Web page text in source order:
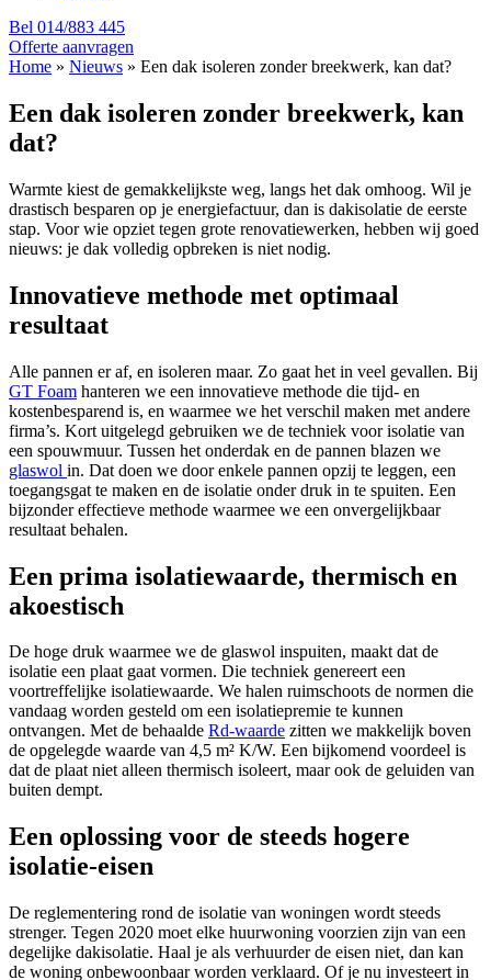
Bel 014/883 445
Offerte aanvragen
Home » Nieuws » Een dak isoleren zonder breekwerk, kan dat?
Een dak isoleren zonder breekwerk, kan
dat?
Warmte kiest de gemakkelijkste weg, langs het dak omhoog. Wil je
drastisch besparen op je energiefactuur, dan is dakisolatie de eerste
stap. Voor wie opziet tegen grote renovatiewerken, hebben wij goed
nieuws: je dak volledig opbreken is niet nodig.
Innovatieve methode met optimaal
resultaat
Alle pannen er af, en isoleren maar. Zo gaat het in veel gevallen. Bij
GT Foam hanteren we een innovatieve methode die tijd- en
kostenbesparend is, en waarmee we het verschil maken met andere
firma’s. Kort uitgelegd gebruiken we de techniek voor isolatie van
een spouwmuur. Tussen het onderdak en de pannen blazen we
glaswol in. Dat doen we door enkele pannen opzij te leggen, een
toegangsgat te maken en de isolatie onder druk in te spuiten. Een
bijzonder effectieve methode waarmee we een onvergelijkbaar
resultaat behalen.
Een prima isolatiewaarde, thermisch en
akoestisch
De hoge druk waarmee we de glaswol inspuiten, maakt dat de
isolatie een plaat gaat vormen. Die techniek genereert een
voortreffelijke isolatiewaarde. We halen ruimschoots de normen die
vandaag worden gesteld om een isolatiepremie te kunnen
ontvangen. Met de behaalde Rd-waarde zitten we makkelijk boven
de opgelegde waarde van 4,5 m² K/W. Een bijkomend voordeel is
dat de plaat niet alleen thermisch isoleert, maar ook de geluiden van
buiten dempt.
Een oplossing voor de steeds hogere
isolatie-eisen
De reglementering rond de isolatie van woningen wordt steeds
strenger. Tegen 2020 moet elke huurwoning voorzien zijn van een
degelijke dakisolatie. Haal je als verhuurder de eisen niet, dan kan
de woning onbewoonbaar worden verklaard. Of je nu investeert in